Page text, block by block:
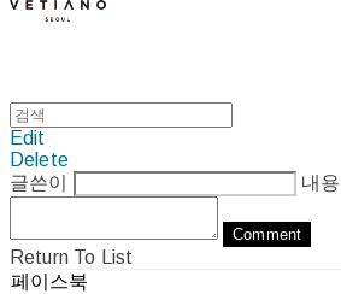
Edit
Delete
글쓴이
내용
Comment
Return To List
페이스북